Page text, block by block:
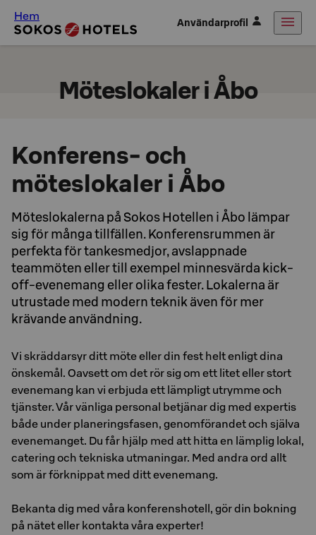
Hem Användarprofil
Möteslokaler i Åbo
Konferens- och
möteslokaler i Åbo
Möteslokalerna på Sokos Hotellen i Åbo lämpar
sig för många tillfällen. Konferensrummen är
perfekta för tankesmedjor, avslappnade
teammöten eller till exempel minnesvärda kick-
off-evenemang eller olika fester. Lokalerna är
utrustade med modern teknik även för mer
krävande användning.
Vi skräddarsyr ditt möte eller din fest helt enligt dina
önskemål. Oavsett om det rör sig om ett litet eller stort
evenemang kan vi erbjuda ett lämpligt utrymme och
tjänster. Vår vänliga personal betjänar dig med expertis
både under planeringsfasen, genomförandet och själva
evenemanget. Du får hjälp med att hitta en lämplig lokal,
catering och tekniska utmaningar. Med andra ord allt
som är förknippat med ditt evenemang.
Bekanta dig med våra konferenshotell, gör din bokning
på nätet eller kontakta våra experter!